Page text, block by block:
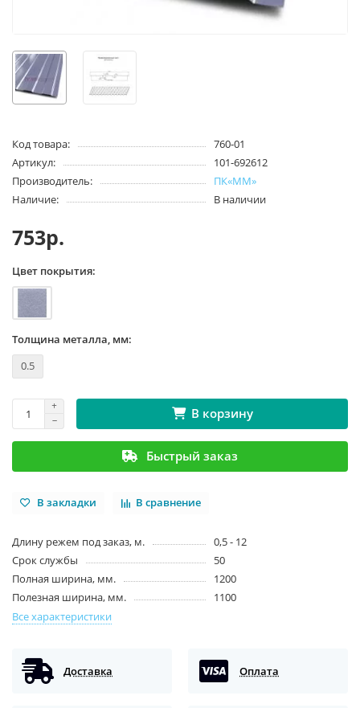
Код товара:
760-01
Артикул:
101-692612
Производитель:
ПК«ММ»
Наличие:
В наличии
753р.
Цвет покрытия:
Толщина металла, мм:
0.5
В корзину
Быстрый заказ
В закладки В сравнение
Длину режем под заказ, м.
0,5 - 12
Срок службы
50
Полная ширина, мм.
1200
Полезная ширина, мм.
1100
Все характеристики
Доставка Оплата